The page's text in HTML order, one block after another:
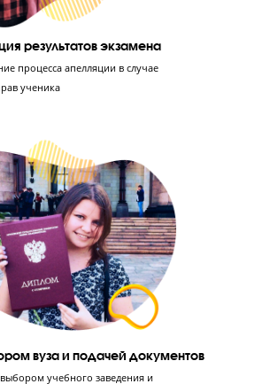
1-й части экзамена до идеала
в среднем 50 баллов, если
1-ю часть ЕГЭ без ошибок. Мы учим
часть быстро и без ошибок